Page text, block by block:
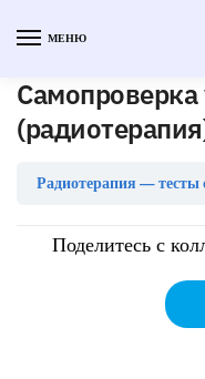
МЕНЮ
Радиотерапия — тесты
Поделитесь с